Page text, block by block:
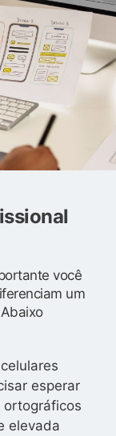
você
um
esperar
ortográficos
elevada